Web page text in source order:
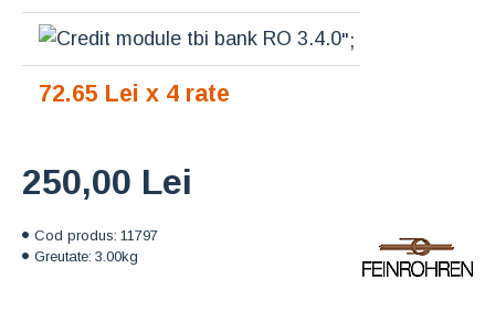
Cod produs: 11797
Greutate: 3.00kg
250,00 Lei
";
72.65 Lei x 4 rate